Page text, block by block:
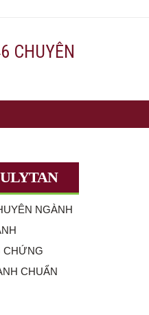
CHUYÊN
ULYTAN
NGÀNH
CHỨNG
CHUẨN